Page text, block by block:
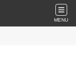
MENU